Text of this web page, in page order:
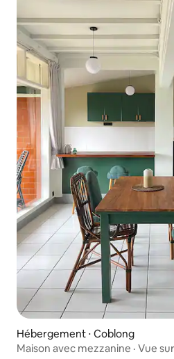
Hébergement ⋅ Coblong
Maison avec mezzanine · Vue